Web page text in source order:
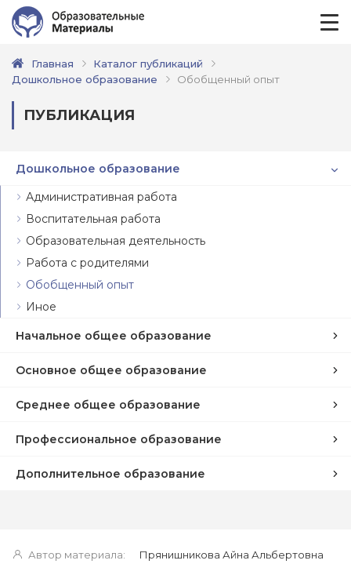
Главная
Каталог публикаций
Дошкольное образование
Обобщенный опыт
ПУБЛИКАЦИЯ
Дошкольное образование
Административная работа
Воспитательная работа
Образовательная деятельность
Работа с родителями
Обобщенный опыт
Иное
Начальное общее образование
Основное общее образование
Среднее общее образование
Профессиональное образование
Дополнительное образование
Автор материала:
Прянишникова Айна Альбертовна